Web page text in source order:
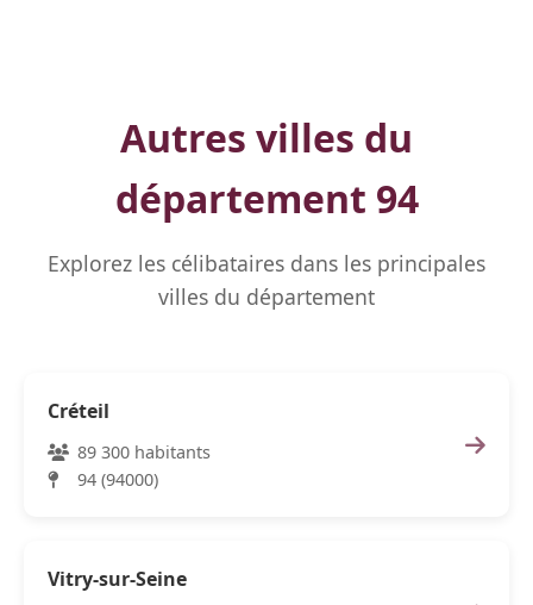
Autres villes du
département 94
Explorez les célibataires dans les principales
villes du département
Créteil
89 300 habitants
94 (94000)
Vitry-sur-Seine